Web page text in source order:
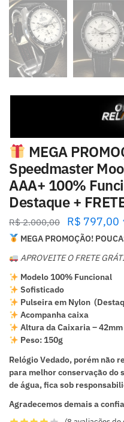
MEGA
Speedmaster
AAA+ 100%
Destaque +
R$2.000,00 R$ 797,00
MEGA PROMOÇÃO!
APROVEITE O FRETE
Modelo 100% Funcional
Sofisticado
Pulseira em Nylon
Acompanha caixa
Altura da Caixaria – 42mm
Peso: 150g
Relógio Vedado, porém não
para melhor conservação do
de água, fica sob
Agradecemos demais a